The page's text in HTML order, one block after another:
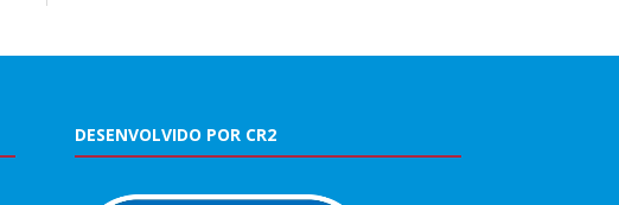
DESENVOLVIDO POR CR2